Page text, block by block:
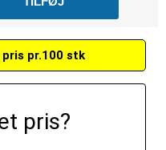
pr.100 stk
pris?